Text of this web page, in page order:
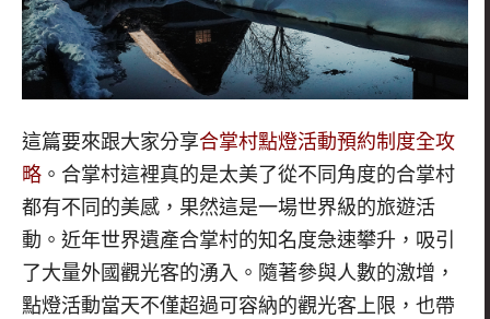
這篇要來跟大家分享合掌村點燈活動預約制度全攻
略 。合掌村這裡真的是太美了從不同角度的合掌村
都有不同的美感， 果然這是一場世界級的旅遊活
動。 近年世界遺產合掌村的知名度急速攀升，吸引
了大量外國觀光客的湧入。隨著參與人數的激增，
點燈活動當天不僅超過可容納的觀光客上限，也帶